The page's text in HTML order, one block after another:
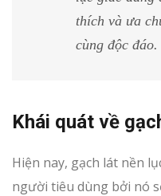
thích và ưa
cùng độc đáo.
Khái quát về
Hiện nay, gạch lát nền
người tiêu dùng bởi nó